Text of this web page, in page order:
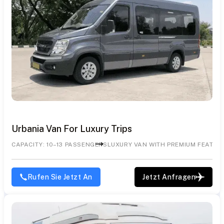
Urbania Van For Luxury Trips
CAPACITY: 10–13 PASSENGERS LUXURY VAN WITH PREMIUM
Rufen Sie Jetzt An Jetzt Anfragen